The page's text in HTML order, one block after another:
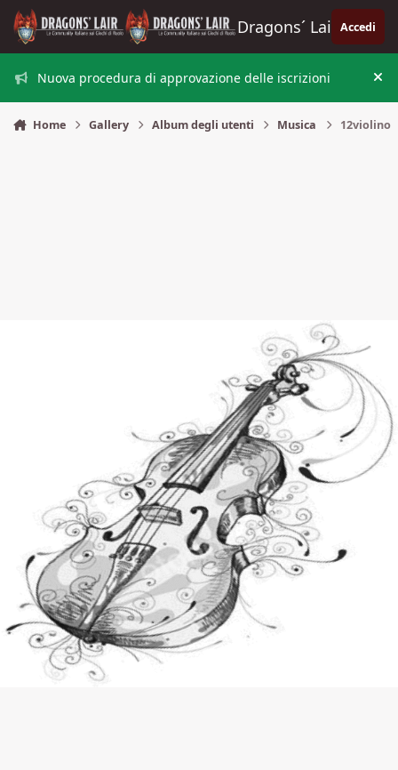
Vai al contenuto
Dragons´ Lair Accedi
Nuova procedura di approvazione delle iscrizioni
Home Gallery Album degli utenti Musica 12violino